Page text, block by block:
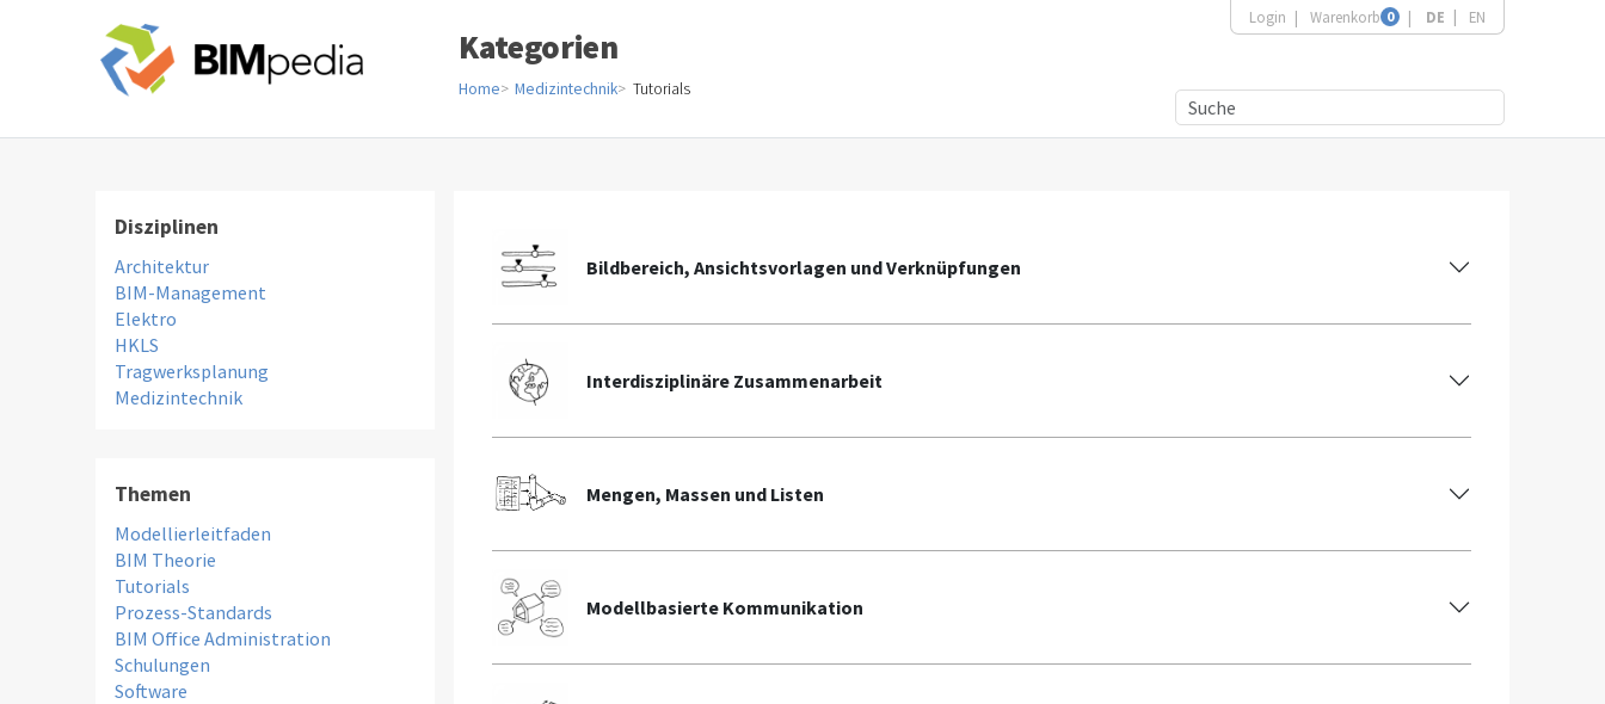
Login Warenkorb 0 DE EN
Kategorien
Home Medizintechnik Tutorials
Disziplinen
Architektur
BIM-Management
Elektro
HKLS
Tragwerksplanung
Medizintechnik
Themen
Modellierleitfaden
BIM Theorie
Tutorials
Prozess-Standards
BIM Office Administration
Schulungen
Software
Bildbereich, Ansichtsvorlagen und Verknüpfungen
Interdisziplinäre Zusammenarbeit
Mengen, Massen und Listen
Modellbasierte Kommunikation